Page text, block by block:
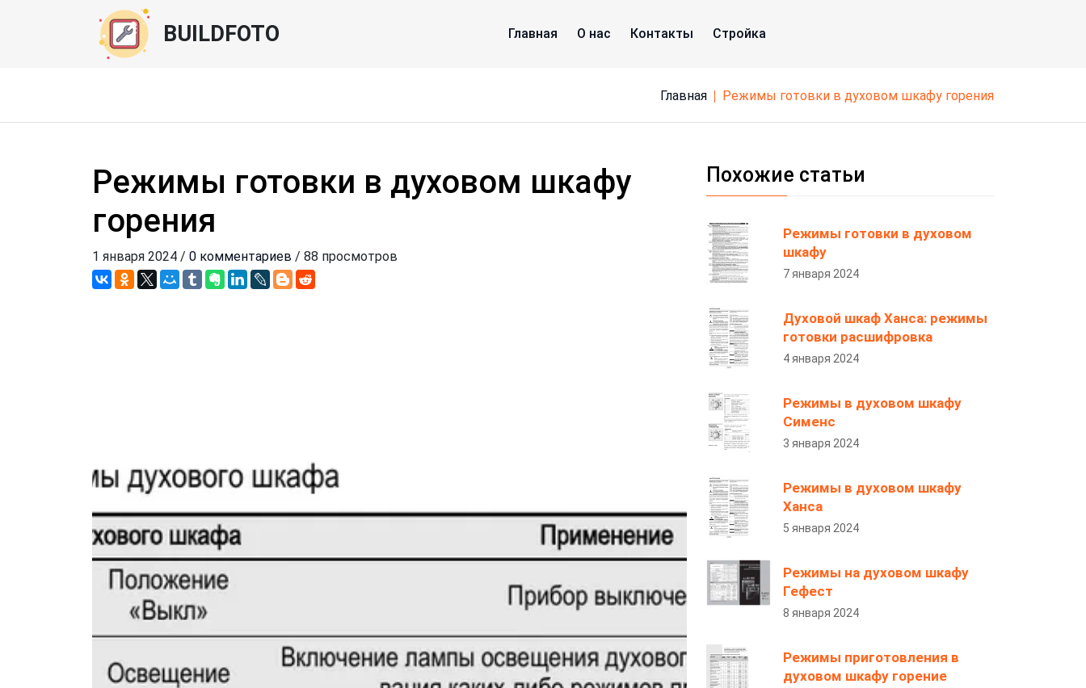
BUILDFOTO Главная О нас Контакты Стройка
Главная режимы готовки в духовом шкафу горения
Режимы готовки в духовом шкафу
горения
1 января 2024 / 0 комментариев / 88 просмотров
Похожие статьи
Режимы готовки в духовом
шкафу
7 января 2024
Духовой шкаф Ханса: режимы
готовки расшифровка
4 января 2024
Режимы в духовом шкафу
Сименс
3 января 2024
Режимы в духовом шкафу
Ханса
5 января 2024
Режимы на духовом шкафу
Гефест
8 января 2024
Режимы приготовления в
духовом шкафу горение